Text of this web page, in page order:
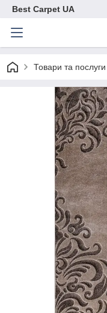
Best Carpet UA
Товари та послуги